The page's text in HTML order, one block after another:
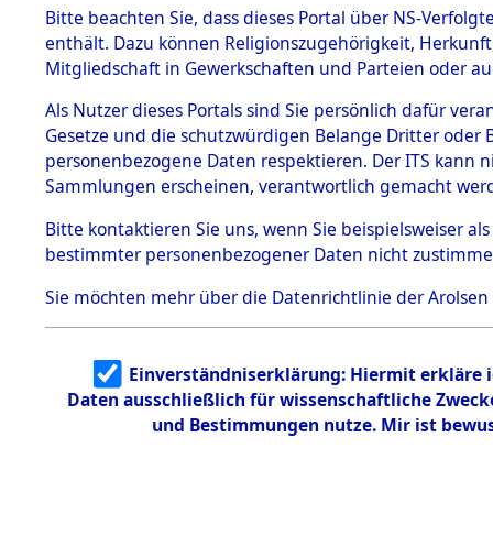
BESTÄNDE
1.
mente
5. Verschiedenes
5.3
Todesmärsche
5.3.1 Alliierte
Erhebungen
zu
Todesmärsch
en
5.3.2
Identifizierun
g
5.3.3
Todesmärsch
Listen
0007
Bitte beachten Sie, dass dieses Portal über NS-
enthält. Dazu können Religionszugehörigkeit,
Mitgliedschaft in Gewerkschaften und Parteien oder
Als Nutzer dieses Portals sind Sie persönlich dafür
Gesetze und die schutzwürdigen Belange Dritter
personenbezogene Daten respektieren. Der ITS
Sammlungen erscheinen, verantwortlich gemacht
Bitte kontaktieren Sie uns, wenn Sie beispielsweiser
bestimmter personenbezogener Daten nicht
Sie möchten mehr über die Datenrichtlinie der Arolsen
Einverständniserklärung: Hiermit erkläre
Daten ausschließlich für wissenschaftliche
und Bestimmungen nutze. Mir ist